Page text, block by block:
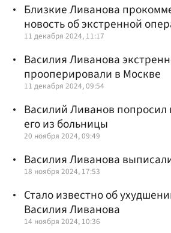
Близкие Ливанова
новость об экстренной
11 декабря 2024, 11:17
Василия Ливанова
прооперировали в Москве
11 декабря 2024, 09:54
Василий Ливанов попросил
его из больницы
20 ноября 2024, 09:49
Василия Ливанова
18 ноября 2024, 17:53
Стало известно об
Василия Ливанова
14 ноября 2024, 10:36